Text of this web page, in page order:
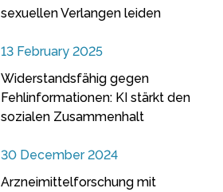
sexuellen Verlangen leiden
13 February 2025
Widerstandsfähig gegen
Fehlinformationen: KI stärkt den
sozialen Zusammenhalt
30 December 2024
Arzneimittelforschung mit